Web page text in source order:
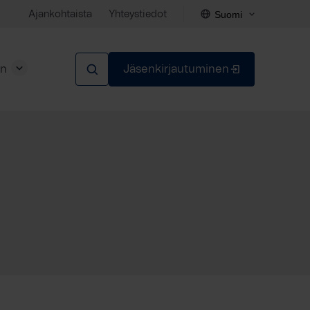
Ajankohtaista Yhteystiedot Suomi
Jäsenkirjautuminen